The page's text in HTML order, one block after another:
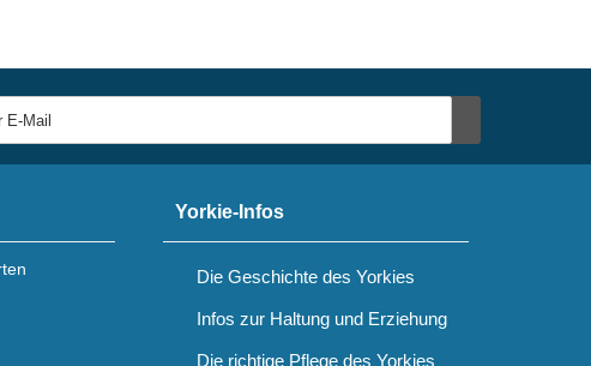
Yorkie-Infos
Die Geschichte des Yorkies
Infos zur Haltung und Erziehung
Die richtige Pflege des Yorkies